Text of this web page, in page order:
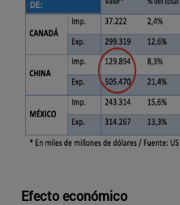
Efecto económico